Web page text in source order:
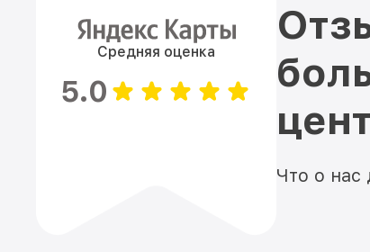
Средняя оценка
5.0
Что о нас